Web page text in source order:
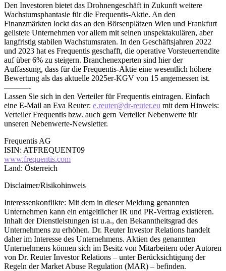
Den Investoren bietet das Drohnengeschäft in Zukunft weitere
Wachstumsphantasie für die Frequentis-Aktie. An den
Finanzmärkten lockt das an den Börsenplätzen Wien und Frankfurt
gelistete Unternehmen vor allem mit seinen unspektakulären, aber
langfristig stabilen Wachstumsraten. In den Geschäftsjahren 2022
und 2023 hat es Frequentis geschafft, die operative Vorsteuerrendite
auf über 6% zu steigern. Branchenexperten sind hier der
Auffassung, dass für die Frequentis-Aktie eine wesentlich höhere
Bewertung als das aktuelle 2025er-KGV von 15 angemessen ist.
———-
Lassen Sie sich in den Verteiler für Frequentis eintragen. Einfach
eine E-Mail an Eva Reuter: e.reuter@dr-reuter.eu mit dem Hinweis:
Verteiler Frequentis bzw. auch gern Verteiler Nebenwerte für
unseren Nebenwerte-Newsletter.
Frequentis AG
ISIN: ATFREQUENT09
www.frequentis.com
Land: Österreich
Disclaimer/Risikohinweis
Interessenkonflikte: Mit dem in dieser Meldung genannten
Unternehmen kann ein entgeltlicher IR und PR-Vertrag existieren.
Inhalt der Dienstleistungen ist u.a., den Bekanntheitsgrad des
Unternehmens zu erhöhen. Dr. Reuter Investor Relations handelt
daher im Interesse des Unternehmens. Aktien des genannten
Unternehmens können sich im Besitz von Mitarbeitern oder Autoren
von Dr. Reuter Investor Relations – unter Berücksichtigung der
Regeln der Market Abuse Regulation (MAR) – befinden.